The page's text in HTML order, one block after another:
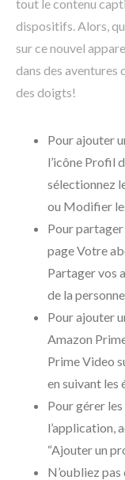
tout le contenu
dispositifs. Alors,
sur ce nouvel
dans des
des doigts!
Pour ajouter
l’icône Profil
sélectionnez
ou Modifier
Pour partager
page Votre
Partager vos
de la
Pour ajouter
Amazon
Prime Video
en suivant les
Pour gérer
l’application,
“Ajouter un
N’oubliez